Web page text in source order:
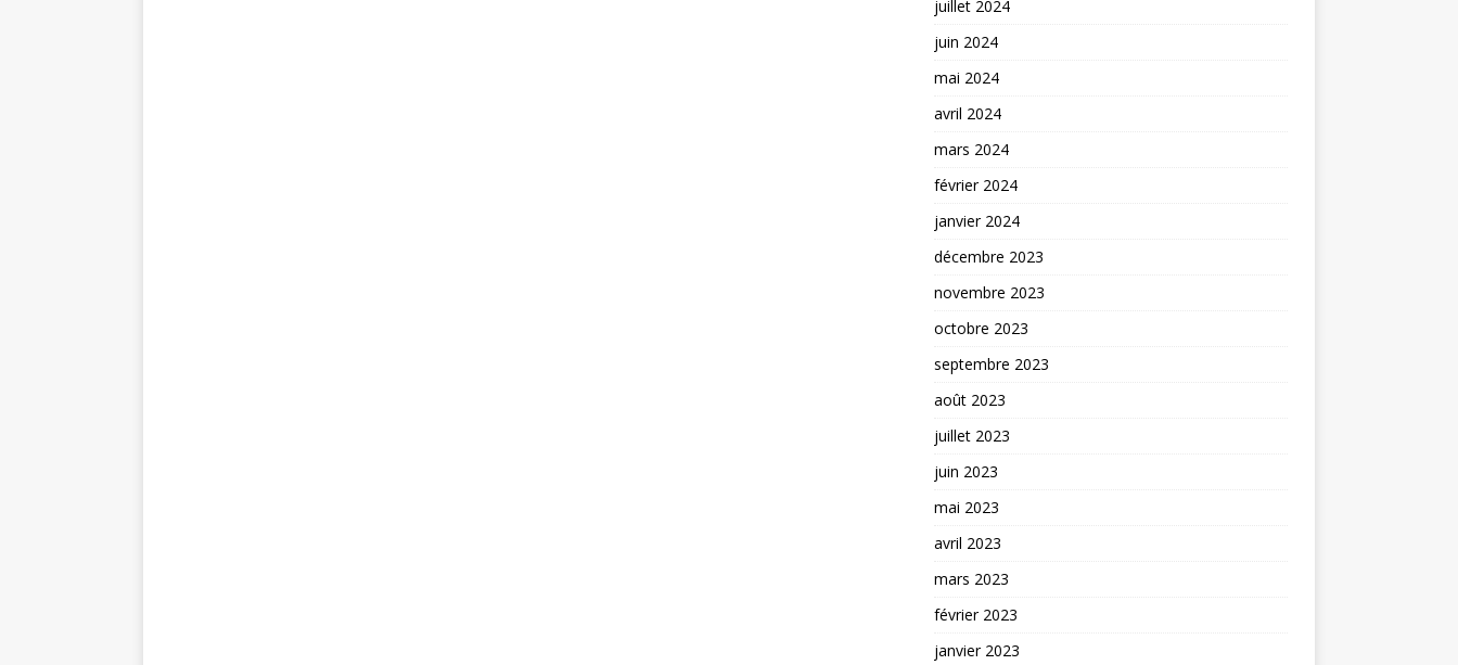
juillet 2024
juin 2024
mai 2024
avril 2024
mars 2024
février 2024
janvier 2024
décembre 2023
novembre 2023
octobre 2023
septembre 2023
août 2023
juillet 2023
juin 2023
mai 2023
avril 2023
mars 2023
février 2023
janvier 2023